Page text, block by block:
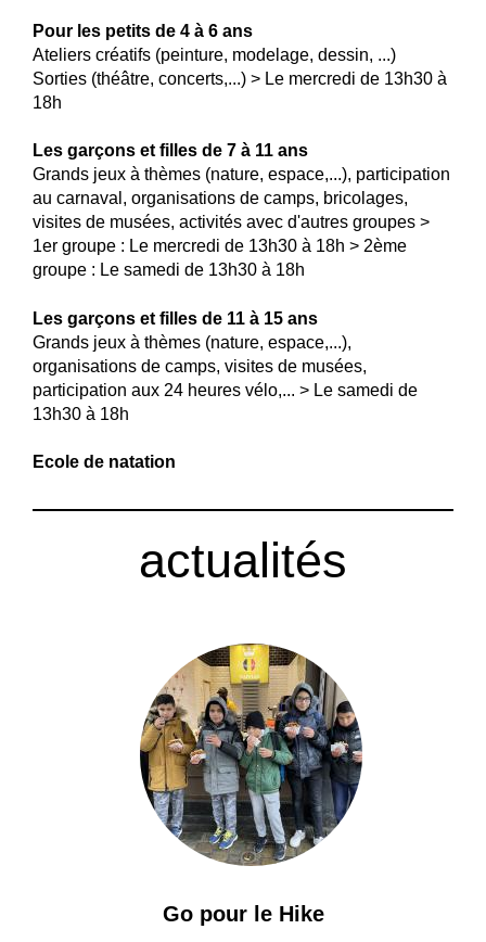
Pour les petits de 4 à 6 ans
Ateliers créatifs (peinture, modelage, dessin, ...)
Sorties (théâtre, concerts,...) > Le mercredi de 13h30 à
18h
Les garçons et filles de 7 à 11 ans
Grands jeux à thèmes (nature, espace,...), participation
au carnaval, organisations de camps, bricolages,
visites de musées, activités avec d'autres groupes >
1er groupe : Le mercredi de 13h30 à 18h > 2ème
groupe : Le samedi de 13h30 à 18h
Les garçons et filles de 11 à 15 ans
Grands jeux à thèmes (nature, espace,...),
organisations de camps, visites de musées,
participation aux 24 heures vélo,... > Le samedi de
13h30 à 18h
Ecole de natation
actualités
Go pour le Hike